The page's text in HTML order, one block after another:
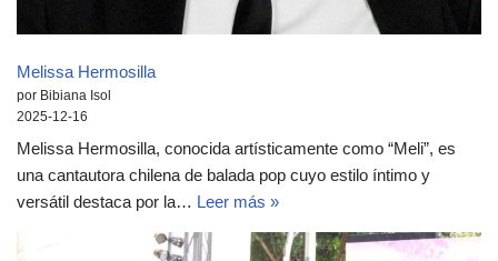
Melissa Hermosilla
por Bibiana Isol
2025-12-16
Melissa Hermosilla, conocida artísticamente como “Meli”, es
una cantautora chilena de balada pop cuyo estilo íntimo y
versátil destaca por la… Leer más »